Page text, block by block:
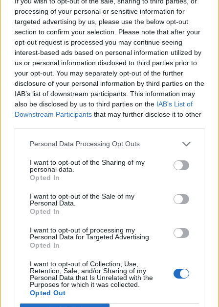
processing of your personal or sensitive information for
targeted advertising by us, please use the below opt-out
section to confirm your selection. Please note that after your
opt-out request is processed you may continue seeing
interest-based ads based on personal information utilized by
us or personal information disclosed to third parties prior to
your opt-out. You may separately opt-out of the further
disclosure of your personal information by third parties on the
IAB’s list of downstream participants. This information may
also be disclosed by us to third parties on the IAB’s List of
Downstream Participants that may further disclose it to other
Personal Data Processing Opt Outs
I want to opt-out of the Sharing of my
personal data.
Opted In
I want to opt-out of the Sale of my
Personal Data.
Opted In
I want to opt-out of processing my
Personal Data for Targeted Advertising.
Opted In
I want to opt-out of Collection, Use,
Retention, Sale, and/or Sharing of my
Personal Data that Is Unrelated with the
Purposes for which it was collected.
Opted Out
φωτογραφικό αφιέρωμα υπήρξε και στους
αγώνες των Αεροπόρων στους Βαλκανικούς και
στους δύο Παγκόσμιους Πολέμους από σπάνιο
φωτογραφικό υλικό της Πολεμικής Αεροπορίας.
Έγινε και πληθώρα αρχαιολογικών
ανακοινώσεων τοίχου(Posters) από τους
αρχαιολόγους της ΛΘ΄ ΕΠΚΑ(Αρκαδίας)
κ.κ.Σταμάτη Φριτζίλα, Λεωνίδα Σουχλέρη και
Γρ.Γρηγορακάκη για ανασκαφές που διενήργησε
η Εφορεία Αρχαιοτήτων στο πλαίσιο του έργου
Λεύκτρο –Λογκανίκο – Σπάρτη αλλά και σ’ όλη τη
νότια Αρκαδία(Παλλάντιο, Ασέα, Μεγαλόπολη,
Πετρίνα) αλλά και η συμμετοχή της
Αρχαιολογικής Υπηρεσίας της Αρκαδίας στην
Τουρισμού, με θέμα «Περιβάλλον και Πολιτισμός
2011. Φωνές νερού μυριάδες».
Μετά το τέλος της επιστημονικής Ημερίδας
ανακοινώθηκε από το Σύλλογο ότι στο δεύτερο
δεκαπενθήμερο του Σεπτεμβρίου, στην